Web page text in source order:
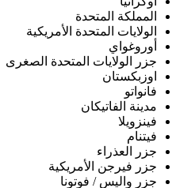
المملكة المتحدة
الولايات المتحدة الأمريكية
أوروغواي
جزر الولايات المتحدة الصغرى
اوزبكستان
فانواتو
مدينة الفاتيكان
فينزويلا
فيتنام
جزر العذراء
جزر فيرجن الأمريكية
جزر واليس / فوتونا